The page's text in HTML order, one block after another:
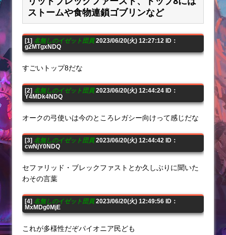
ストームや食物連鎖ゴブリンなど
[1] 名無しのイゼット団員2023/06/20(火) 12:27:12 ID：
g2MTgxNDQ
すごいトップ8だな
[2] 名無しのイゼット団員2023/06/20(火) 12:44:24 ID：
Y4MDk4NDQ
オークの弓使いは今のところレガシー向けって感じだな
[3] 名無しのイゼット団員2023/06/20(火) 12:44:42 ID：
cwNjY0NDQ
セファリッド・ブレックファストとか久しぶりに聞いた
わその言葉
[4] 名無しのイゼット団員2023/06/20(火) 12:49:56 ID：
MxMDg0MjE
これが多様性だぞパイオニア民ども